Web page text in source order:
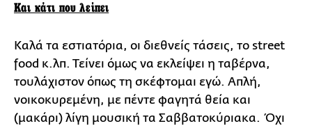
Και κάτι που λείπει
Καλά τα εστιατόρια, οι διεθνείς τάσεις, το street
food κ.λπ. Τείνει όμως να εκλείψει η ταβέρνα,
τουλάχιστον όπως τη σκέφτομαι εγώ. Απλή,
νοικοκυρεμένη, με πέντε φαγητά θεία και
(μακάρι) λίγη μουσική τα Σαββατοκύριακα. Όχι